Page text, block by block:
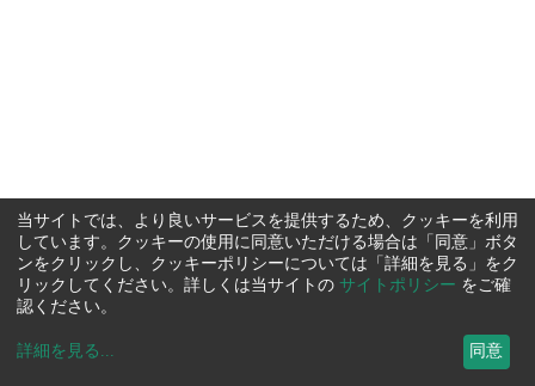
当サイトでは、より良いサービスを提供するため、クッキーを利用
しています。クッキーの使用に同意いただける場合は「同意」ボタ
ンをクリックし、クッキーポリシーについては「詳細を見る」をク
リックしてください。詳しくは当サイトの サイトポリシー をご確
認ください。
詳細を見る ... 同意